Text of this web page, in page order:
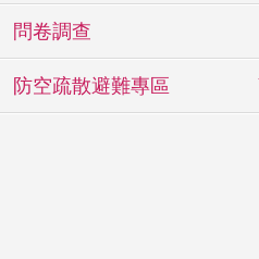
問卷調查
防空疏散避難專區